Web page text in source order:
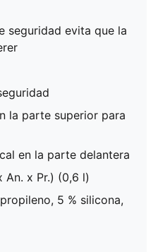
seguridad evita que la
la parte superior para
en la parte delantera
x Pr.) (0,6 l)
5 % silicona,